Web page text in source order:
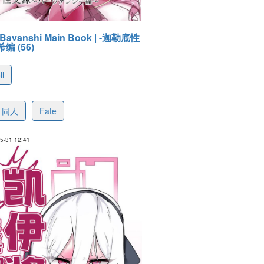
Main Book | -迦勒底性
编 (56)
同人 Fate
31 12:41